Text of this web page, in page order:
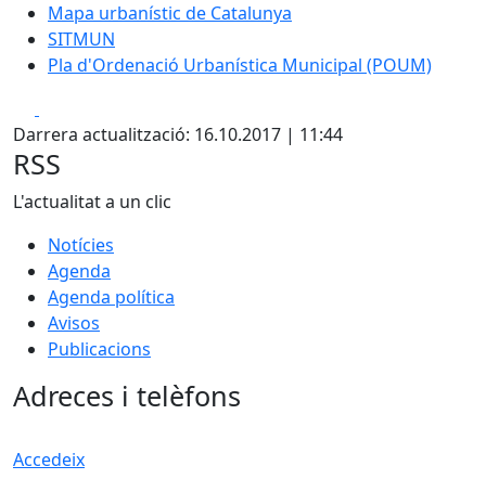
Mapa urbanístic de Catalunya
SITMUN
Pla d'Ordenació Urbanística Municipal (POUM)
Darrera actualització: 16.10.2017 | 11:44
RSS
L'actualitat a un clic
Notícies
Agenda
Agenda política
Avisos
Publicacions
Adreces i telèfons
Accedeix